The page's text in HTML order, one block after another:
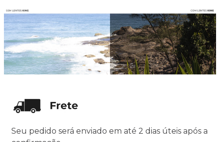
Seu pedido será enviado em até 2 dias úteis após a